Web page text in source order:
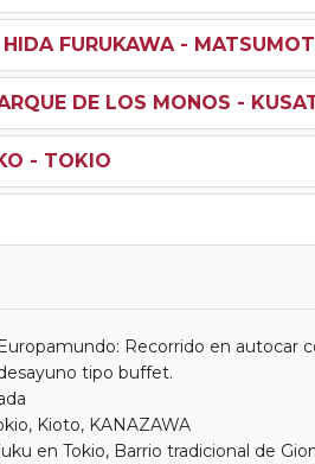
FURUKAWA -
DE LOS MONOS -
- TOKIO
Recorrido en autocar
tipo buffet.
Kioto, KANAZAWA
en Tokio, Barrio tradicional de